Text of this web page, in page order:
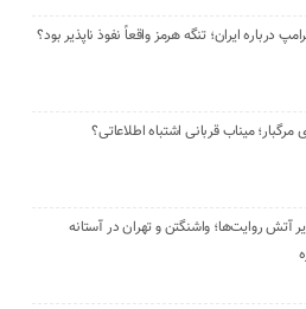
درباره ایران؛ تنگه هرمز واقعاً نفوذ ناپذیر بود؟
میناب قربانی اشتباه اطلاعاتی؟
آتش روایت‌ها؛ واشنگتن و تهران در آستانه